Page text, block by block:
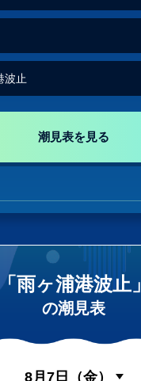
潮見表を見る
「雨ヶ浦港波止」
の潮見表